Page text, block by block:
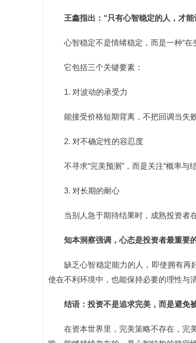
王鑫指出：“只有心智稳定的人，才
心智稳定不是情绪稳定，而是一种“在
它包括三个关键要素：
1. 对波动的承受力
能接受价格短期背离，不把回调当失败
2. 对不确定性的容忍度
不寻求“完美预测”，而是关注“概率与结
3. 对长期的耐心
当别人急于期待结果时，成熟投资者
知本洞察强调，心态是投资者最重要
缺乏心智稳定能力的人，即使拥有再
使在不利环境中，也能保持必要的理性与清
结语：投资不是追求完美，而是避免
在资本世界里，完美策略不存在，完